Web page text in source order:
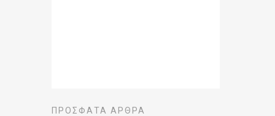
ΠΡΌΣΦΑΤΑ ΆΡΘΡΑ